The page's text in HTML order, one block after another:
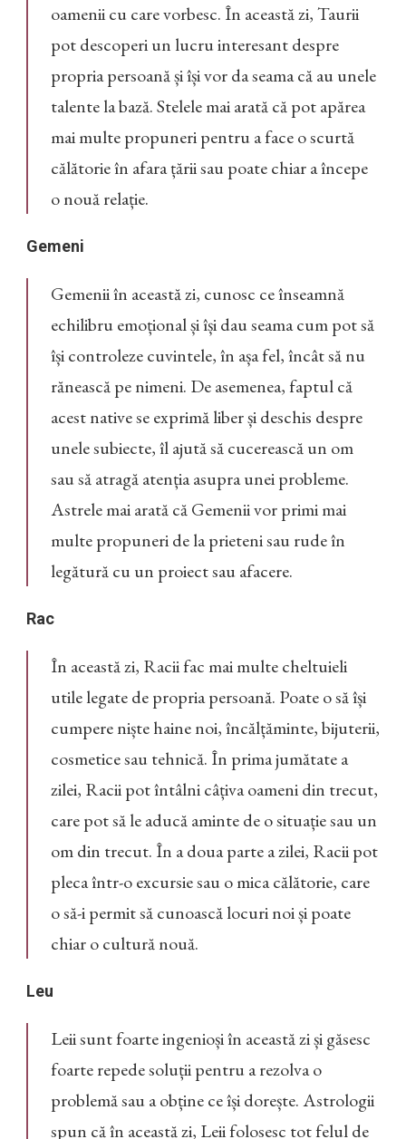
oamenii cu care vorbesc. În această zi, Taurii
pot descoperi un lucru interesant despre
propria persoană și își vor da seama că au unele
talente la bază. Stelele mai arată că pot apărea
mai multe propuneri pentru a face o scurtă
călătorie în afara țării sau poate chiar a începe
o nouă relație.
Gemeni
Gemenii în această zi, cunosc ce înseamnă
echilibru emoțional și își dau seama cum pot să
își controleze cuvintele, în așa fel, încât să nu
rănească pe nimeni. De asemenea, faptul că
acest native se exprimă liber și deschis despre
unele subiecte, îl ajută să cucerească un om
sau să atragă atenția asupra unei probleme.
Astrele mai arată că Gemenii vor primi mai
multe propuneri de la prieteni sau rude în
legătură cu un proiect sau afacere.
Rac
În această zi, Racii fac mai multe cheltuieli
utile legate de propria persoană. Poate o să își
cumpere niște haine noi, încălțăminte, bijuterii,
cosmetice sau tehnică. În prima jumătate a
zilei, Racii pot întâlni câțiva oameni din trecut,
care pot să le aducă aminte de o situație sau un
om din trecut. În a doua parte a zilei, Racii pot
pleca într-o excursie sau o mica călătorie, care
o să-i permit să cunoască locuri noi și poate
chiar o cultură nouă.
Leu
Leii sunt foarte ingenioși în această zi și găsesc
foarte repede soluții pentru a rezolva o
problemă sau a obține ce își dorește. Astrologii
spun că în această zi, Leii folosesc tot felul de